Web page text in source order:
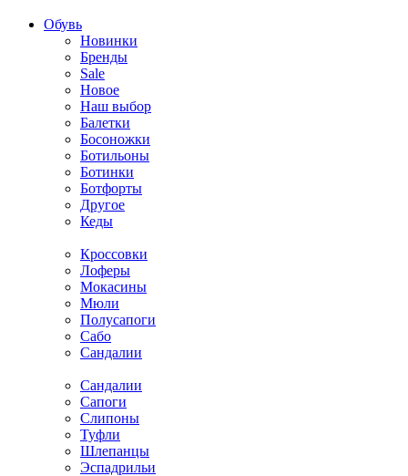
Обувь
Новинки
Бренды
Sale
Новое
Наш выбор
Балетки
Босоножки
Ботильоны
Ботинки
Ботфорты
Другое
Кеды
Кроссовки
Лоферы
Мокасины
Мюли
Полусапоги
Сабо
Сандалии
Сандалии
Сапоги
Слипоны
Туфли
Шлепанцы
Эспадрильи